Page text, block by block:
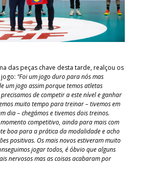
das peças chave desta tarde, realçou os
“Foi um jogo duro para nós mas
um jogo assim porque temos atletas
de competir a este nível e ganhar
muito tempo para treinar – tivemos em
dia – chegámos e tivemos dois treinos.
competitivo, ainda para mais com
boa para a prática da modalidade e acho
positivas. Os mais novos estiveram muito
jogar todos, é óbvio que alguns
nervosos mas as coisas acabaram por